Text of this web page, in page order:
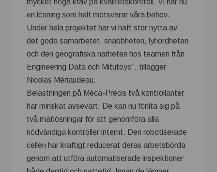
mycket höga krav på kvalitetskontroll. Vi har nu
en lösning som helt motsvarar våra behov.
Under hela projektet har vi haft stor nytta av
det goda samarbetet, snabbheten, lyhördheten
och den geografiska närheten hos teamen från
Engineering Data och Mitutoyo”, tillägger
Nicolas Mériaudeau.
Belastningen på Méca-Précis två kontrollanter
har minskat avsevärt. De kan nu förlita sig på
två mätlösningar för att genomföra alla
nödvändiga kontroller internt. Den robotiserade
cellen har kraftigt reducerat deras arbetsbörda
genom att utföra automatiserade inspektioner